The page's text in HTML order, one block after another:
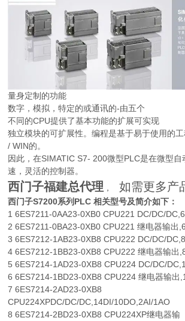
量身定制的功能
数字，模拟，特定的或通讯的-由五个
不同的CPU提供了基本功能的扩展可实现
独立模块的可扩展性。编程是基于易于使用的
/ WIN的。
因此，在SIMATIC S7- 200微型PLC是在微型
速，灵活的控制器。
西门子福建总代理 ， 如需更多产
西门子S7200系列PLC 相关型号及简介如下：
1 6ES7211-0AA23-0XB0 CPU221 DC/DC/
2 6ES7211-0BA23-0XB0 CPU221 继电器输出
3 6ES7212-1AB23-0XB8 CPU222 DC/DC/
4 6ES7212-1BB23-0XB8 CPU222 继电器输出
5 6ES7214-1AD23-0XB8 CPU224 DC/DC/
6 6ES7214-1BD23-0XB8 CPU224 继电器输出
7 6ES7214-2AD23-0XB8
CPU224XPDC/DC/DC,14DI/10DO,2AI/1AO
8 6ES7214-2BD23-0XB8 CPU224XP继电器输